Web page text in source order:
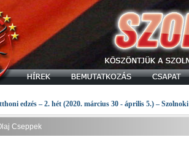
edzés – 2. hét (2020. március 30 - április 5.) –
Cseppek